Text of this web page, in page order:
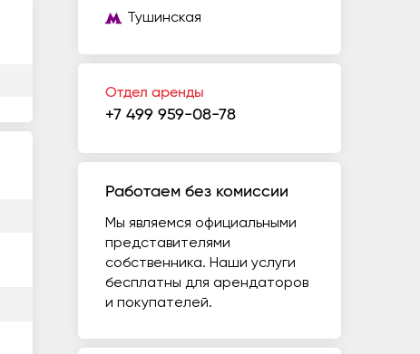
Тушинская
Отдел аренды
+7 499 959-08-78
Работаем без комиссии
Мы являемся официальными
представителями
собственника. Наши услуги
бесплатны для арендаторов
и покупателей.